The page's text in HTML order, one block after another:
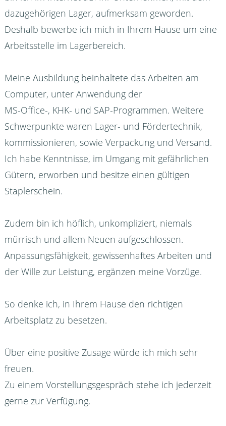
dazugehörigen Lager, aufmerksam geworden.
Deshalb bewerbe ich mich in Ihrem Hause um eine
Arbeitsstelle im Lagerbereich.
Meine Ausbildung beinhaltete das Arbeiten am
Computer, unter Anwendung der
MS-Office-, KHK- und SAP-Programmen. Weitere
Schwerpunkte waren Lager- und Fördertechnik,
kommissionieren, sowie Verpackung und Versand.
Ich habe Kenntnisse, im Umgang mit gefährlichen
Gütern, erworben und besitze einen gültigen
Staplerschein.
Zudem bin ich höflich, unkompliziert, niemals
mürrisch und allem Neuen aufgeschlossen.
Anpassungsfähigkeit, gewissenhaftes Arbeiten und
der Wille zur Leistung, ergänzen meine Vorzüge.
So denke ich, in Ihrem Hause den richtigen
Arbeitsplatz zu besetzen.
Über eine positive Zusage würde ich mich sehr
freuen.
Zu einem Vorstellungsgespräch stehe ich jederzeit
gerne zur Verfügung.